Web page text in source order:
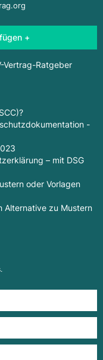
+
Vertrag-Ratgeber
-
– mit DSG
oder Vorlagen
Alternative zu Mustern